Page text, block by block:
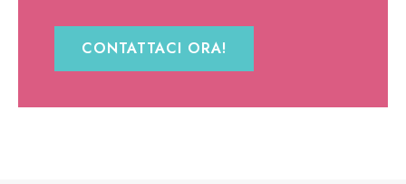
CONTATTACI ORA!